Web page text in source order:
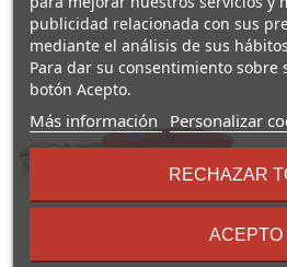
publicidad relacionada con sus
mediante el análisis de sus
Para dar su consentimiento sobre
botón Acepto.
Más información
sobre
términos
condiciones
Personalizar
RECHAZAR
ACEPTO